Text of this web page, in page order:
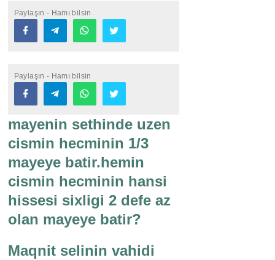
Paylaşın - Hamı bilsin
Paylaşın - Hamı bilsin
mayenin sethinde uzen
cismin hecminin 1/3
mayeye batir.hemin
cismin hecminin hansi
hissesi sixligi 2 defe az
olan mayeye batir?
Maqnit selinin vahidi